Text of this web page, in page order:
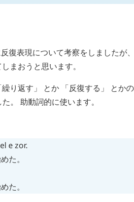
復表現について考察をしましたが
まおうと思います。
り返す」 とか 「反復する」 とか
。 助動詞的に使います。
ezor.
た。
た。